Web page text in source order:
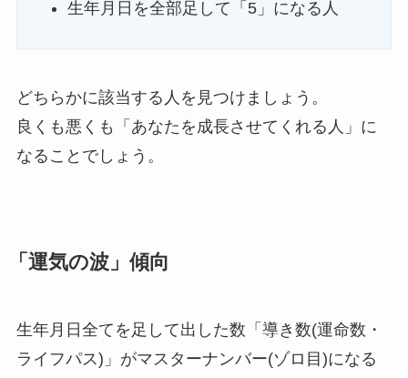
生年月日を全部足して「5」になる人
どちらかに該当する人を見つけましょう。
良くも悪くも「あなたを成長させてくれる人」に
なることでしょう。
「運気の波」傾向
生年月日全てを足して出した数「導き数(運命数・
ライフパス)」がマスターナンバー(ゾロ目)になる